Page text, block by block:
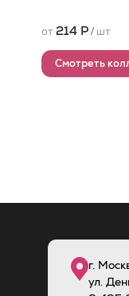
от 214 Р/ шт
Смотреть
г.
ул.